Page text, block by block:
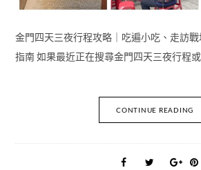
金門四天三夜行程攻略｜吃遍小吃、走訪
指南 如果最近正在搜尋金門四天三夜行程
CONTINUE READING